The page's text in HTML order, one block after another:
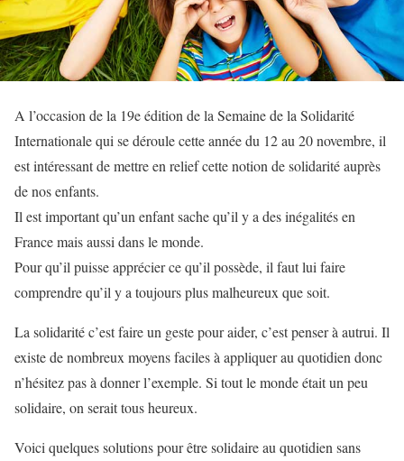
A l’occasion de la 19e édition de la Semaine de la Solidarité
Internationale qui se déroule cette année du 12 au 20 novembre, il
est intéressant de mettre en relief cette notion de solidarité auprès
de nos enfants.
Il est important qu’un enfant sache qu’il y a des inégalités en
France mais aussi dans le monde.
Pour qu’il puisse apprécier ce qu’il possède, il faut lui faire
comprendre qu’il y a toujours plus malheureux que soit.
La solidarité c’est faire un geste pour aider, c’est penser à autrui. Il
existe de nombreux moyens faciles à appliquer au quotidien donc
n’hésitez pas à donner l’exemple. Si tout le monde était un peu
solidaire, on serait tous heureux.
Voici quelques solutions pour être solidaire au quotidien sans